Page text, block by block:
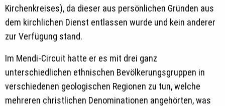
Kirchenkreises), da dieser aus persönlichen Gründen aus
dem kirchlichen Dienst entlassen wurde und kein anderer
zur Verfügung stand.
Im Mendi-Circuit hatte er es mit drei ganz
unterschiedlichen ethnischen Bevölkerungsgruppen in
verschiedenen geologischen Regionen zu tun, welche
mehreren christlichen Denominationen angehörten, was